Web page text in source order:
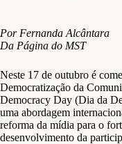
Por Fernanda Alcântara
Da Página do MST
Neste 17 de outubro é
Democratização da
Democracy Day (Dia da
uma abordagem
reforma da mídia para o
desenvolvimento da